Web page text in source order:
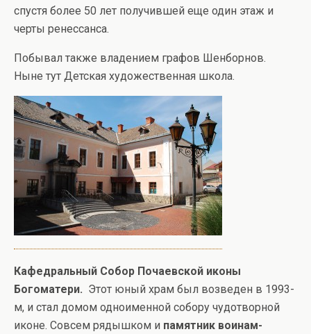
спустя более 50 лет получившей еще один этаж и
черты ренессанса.
Побывал также владением графов Шенборнов.
Ныне тут Детская художественная школа.
Кафедральный Собор Почаевской иконы
Богоматери. Этот юный храм был возведен в 1993-
м, и стал домом одноименной собору чудотворной
иконе. Совсем рядышком и памятник воинам-